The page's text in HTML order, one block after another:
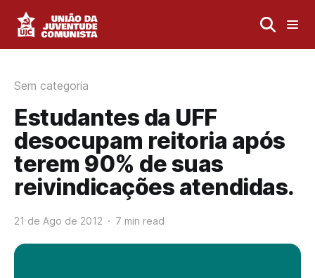
Sem categoria
Estudantes da UFF
desocupam reitoria após
terem 90% de suas
reivindicações atendidas.
21 de Ago de 2012 7 min read